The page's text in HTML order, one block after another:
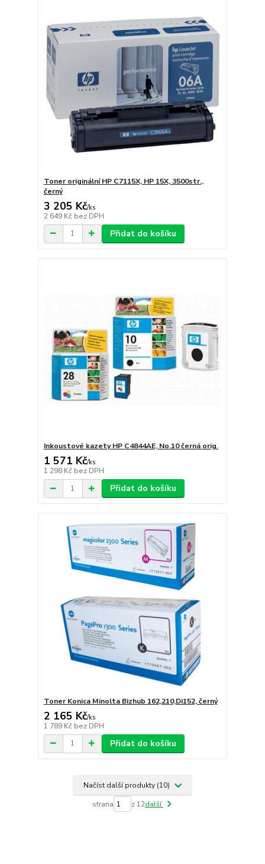
Toner originální HP C7115X, HP 15X, 3500str.,
černý
3 205 Kč/ks
2 649 Kč bez DPH
Přidat do košíku
Inkoustové kazety HP C4844AE, No.10 černá orig.
1 571 Kč/ks
1 298 Kč bez DPH
Přidat do košíku
Toner Konica Minolta Bizhub 162,210,Di152, černý
2 165 Kč/ks
1 789 Kč bez DPH
Přidat do košíku
Načíst další produkty (10)
strana z 12další